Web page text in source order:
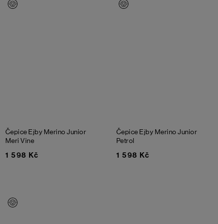
Čepice Ejby Merino Junior
Meri Vine
1 598 Kč
Čepice Ejby Merino Junior
Petrol
1 598 Kč